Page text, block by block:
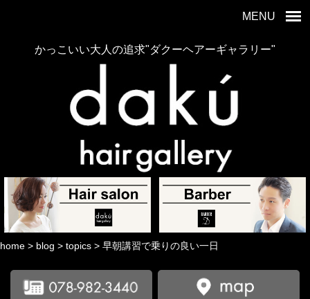
MENU
かっこいい大人の追求"ダクーヘアーギャラリー"
home > blog > topics > 早朝講習で乗りの良い一日